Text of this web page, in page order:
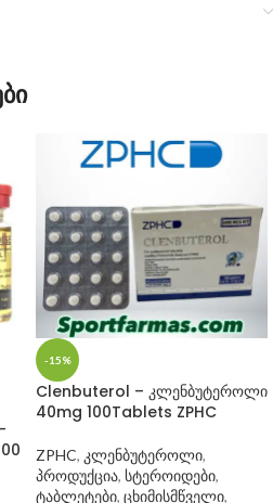
-15%
Clenbuterol – კლენბუტეროლი
40mg 100Tablets ZPHC
ZPHC, კლენბუტეროლი,
პროდუქცია, სტეროიდები,
ტაბლეტები, ცხიმისმწველი,